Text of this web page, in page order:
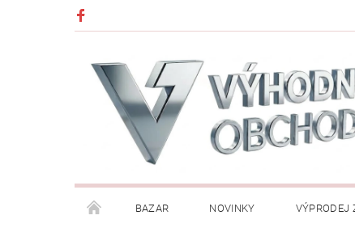
BAZAR NOVINKY VÝPRODEJ